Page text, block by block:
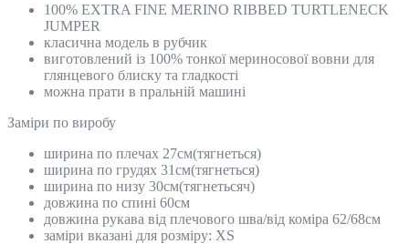
100% EXTRA FINE MERINO RIBBED TURTLENECK
JUMPER
класична модель в рубчик
виготовлений із 100% тонкої мериносової вовни для
глянцевого блиску та гладкості
можна прати в пральній машині
Замiри по виробу
ширина по плечах 27см(тягнеться)
ширина по грудях 31см(тягнеться)
ширина по низу 30см(тягнетьсяч)
довжина по спині 60см
довжина рукава від плечового шва/від коміра 62/68см
заміри вказані для розміру: XS